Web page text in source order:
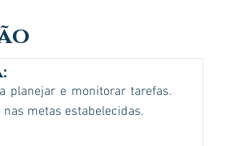
planejar e monitorar tarefas.
metas estabelecidas.